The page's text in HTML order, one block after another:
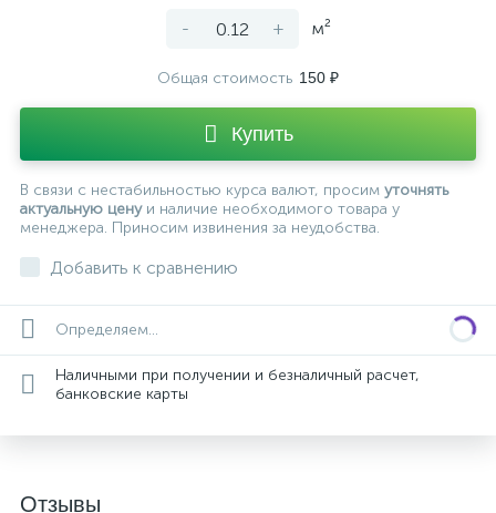
- + м²
Общая стоимость 150 ₽
Купить
В связи с нестабильностью курса валют, просим уточнять
актуальную ценуи наличие необходимого товара у
менеджера. Приносим извинения за неудобства.
Добавить к сравнению
Определяем...
Наличными при получении и безналичный расчет,
банковские карты
Отзывы